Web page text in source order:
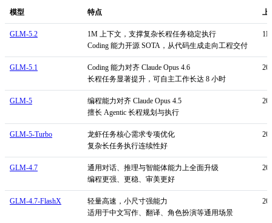
模型 特点 上
GLM-5.2
1M 上下文，支撑复杂长程任务稳定执行
Coding 能力开源 SOTA，从代码生成走向工程交付
1M
GLM-5.1
Coding 能力对齐 Claude Opus 4.6
长程任务显著提升，可自主工作长达 8 小时
GLM-5
编程能力对齐 Claude Opus 4.5
擅长 Agentic 长程规划与执行
GLM-5-Turbo
龙虾任务核心需求专项优化
复杂长任务执行连续性好
GLM-4.7
通用对话、推理与智能体能力上全面升级
编程更强、更稳、审美更好
GLM-4.7-FlashX
轻量高速，小尺寸强能力
适用于中文写作、翻译、角色扮演等通用场景